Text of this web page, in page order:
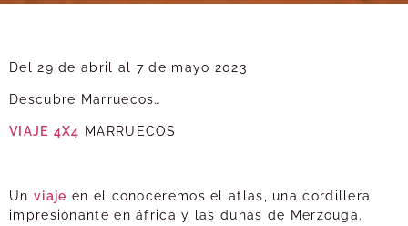
Del 29 de abril al 7 de mayo 2023
Descubre Marruecos…
VIAJE 4X4 MARRUECOS
Un viaje en el conoceremos el atlas, una cordillera
impresionante en áfrica y las dunas de Merzouga.